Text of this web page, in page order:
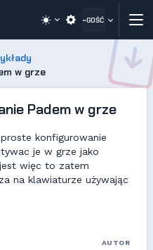
~GOŚĆ
w grze
Padem w grze
konfigurowanie
je w grze jako
więc to zatem
na klawiaturze używając
AUTOR